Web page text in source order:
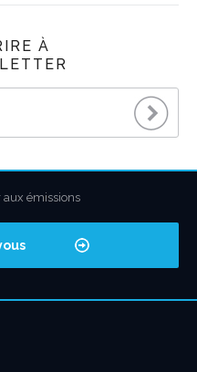
À
émissions